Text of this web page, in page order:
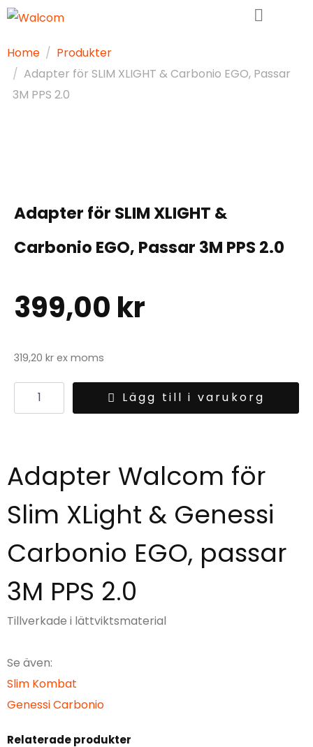
Home
Produkter
Adapter för SLIM XLIGHT & Carbonio EGO, Passar
3M PPS 2.0
Adapter för SLIM XLIGHT &
Carbonio EGO, Passar 3M PPS 2.0
399,00 kr
319,20 kr ex moms
Lägg till i varukorg
Adapter Walcom för
Slim XLight & Genessi
Carbonio EGO, passar
3M PPS 2.0
Tillverkade i lättviktsmaterial
Se även:
Slim Kombat
Genessi Carbonio
Relaterade produkter